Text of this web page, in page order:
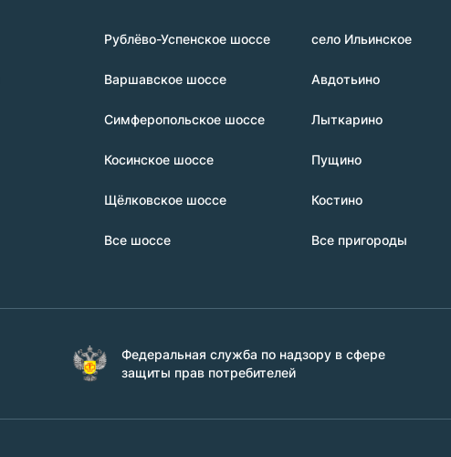
Рублёво-Успенское шоссе
Варшавское шоссе
Симферопольское шоссе
Косинское шоссе
Щёлковское шоссе
Все шоссе
село Ильинское
Авдотьино
Лыткарино
Пущино
Костино
Все пригороды
Федеральная служба по надзору в сфере
защиты прав потребителей